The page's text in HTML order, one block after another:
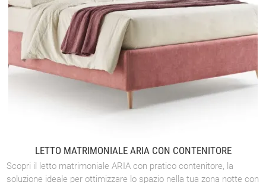
LETTO MATRIMONIALE ARIA CON CONTENITORE
Scopri il letto matrimoniale ARIA con pratico contenitore, la
soluzione ideale per ottimizzare lo spazio nella tua zona notte con